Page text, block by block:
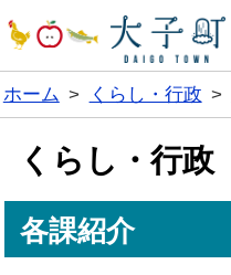
ホーム > くらし・行政 >
くらし・行政
各課紹介